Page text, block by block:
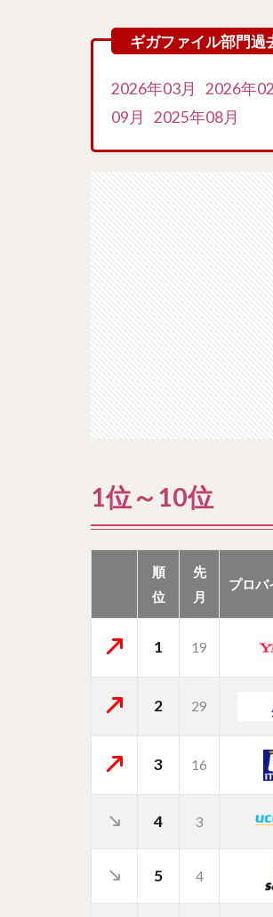
2026年03月 2026年
09月
2025年08月
1位～10位
順
位
先
月
プロバ
1 19
2 29
3 16
4 3
5 4